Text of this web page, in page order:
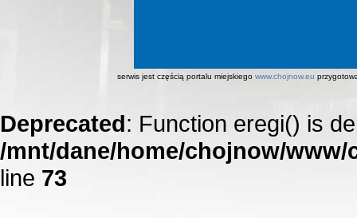
serwis jest częścią portalu miejskiego www.chojnow.eu
Deprecated: Function eregi() is
/mnt/dane/home/chojnow/
line 73